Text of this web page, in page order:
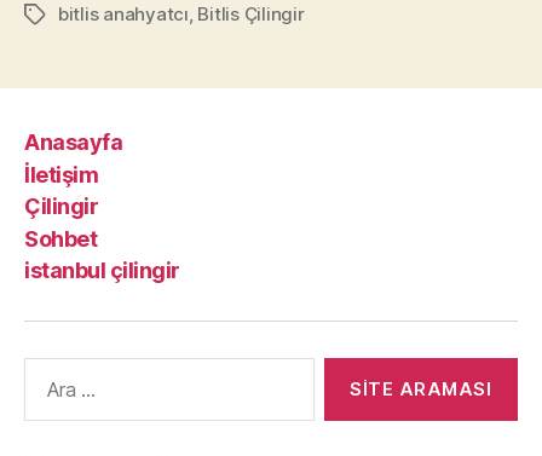
Etiketlerbitlis anahyatcı Bitlis Çilingir
Anasayfa
İletişim
Çilingir
Sohbet
istanbul çilingir
yap: